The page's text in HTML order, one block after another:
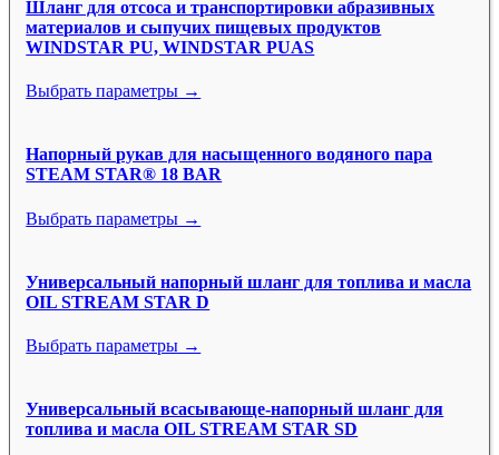
Шланг для отсоса и транспортировки абразивных
материалов и сыпучих пищевых продуктов
WINDSTAR PU, WINDSTAR PUAS
Выбрать параметры →
Напорный рукав для насыщенного водяного пара
STEAM STAR® 18 BAR
Выбрать параметры →
Универсальный напорный шланг для топлива и масла
OIL STREAM STAR D
Выбрать параметры →
Универсальный всасывающе-напорный шланг для
топлива и масла OIL STREAM STAR SD